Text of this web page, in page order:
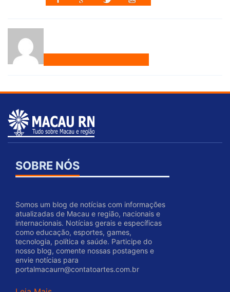
SOBRE NÓS
Somos um blog de notícias com informações
atualizadas de Macau e região, nacionais e
internacionais. Notícias gerais e específicas
como educação, esportes, games,
tecnologia, política e saúde. Participe do
nosso blog, comente nossas postagens e
envie notícias para
portalmacaurn@contatoartes.com.br